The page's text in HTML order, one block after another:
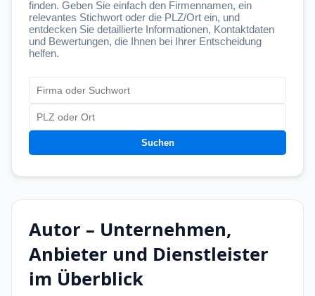
finden. Geben Sie einfach den Firmennamen, ein
relevantes Stichwort oder die PLZ/Ort ein, und
entdecken Sie detaillierte Informationen, Kontaktdaten
und Bewertungen, die Ihnen bei Ihrer Entscheidung
helfen.
Suchen
Autor – Unternehmen,
Anbieter und Dienstleister
im Überblick